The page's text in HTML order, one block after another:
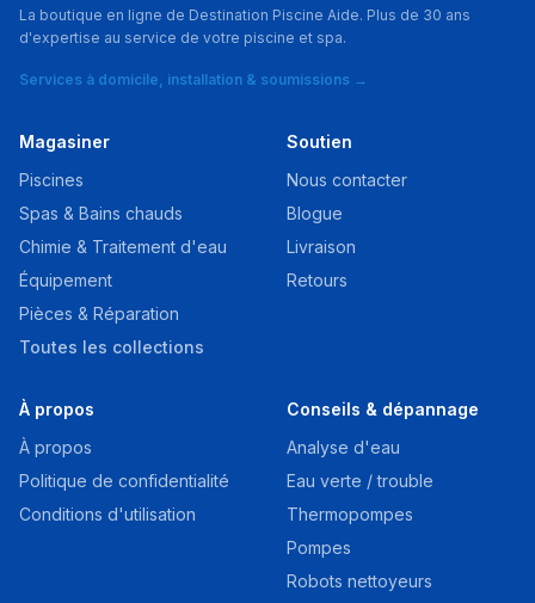
La boutique en ligne de Destination Piscine Aide. Plus de 30 ans
d'expertise au service de votre piscine et spa.
Services à domicile, installation & soumissions →
Magasiner
Piscines
Spas & Bains chauds
Chimie & Traitement d'eau
Équipement
Pièces & Réparation
Toutes les collections
Soutien
Nous contacter
Blogue
Livraison
Retours
À propos
À propos
Politique de confidentialité
Conditions d'utilisation
Conseils & dépannage
Analyse d'eau
Eau verte / trouble
Thermopompes
Pompes
Robots nettoyeurs